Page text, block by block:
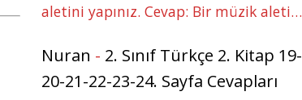
aletini yapınız. Cevap: Bir müzik aleti…
Nuran - 2. Sınıf Türkçe 2. Kitap 19-
20-21-22-23-24. Sayfa Cevapları